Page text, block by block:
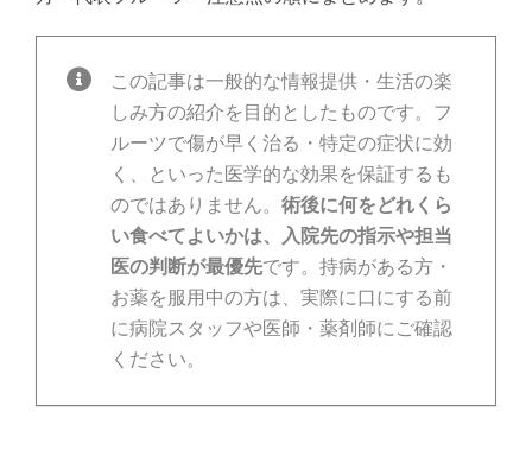
この記事は一般的な情報提供・生活の楽
しみ方の紹介を目的としたものです。フ
ルーツで傷が早く治る・特定の症状に効
く、といった医学的な効果を保証するも
のではありません。 術後に何をどれくら
い食べてよいかは、入院先の指示や担当
医の判断が最優先です。持病がある方・
お薬を服用中の方は、実際に口にする前
に病院スタッフや医師・薬剤師にご確認
ください。